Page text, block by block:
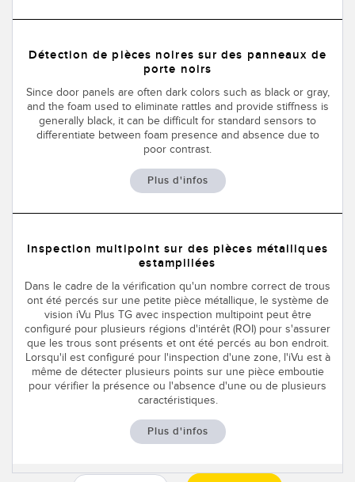
Détection de pièces noires sur des panneaux de
porte noirs
Since door panels are often dark colors such as black or gray,
and the foam used to eliminate rattles and provide stiffness is
generally black, it can be difficult for standard sensors to
differentiate between foam presence and absence due to
poor contrast.
Plus d'infos
Inspection multipoint sur des pièces métalliques
estampillées
Dans le cadre de la vérification qu'un nombre correct de trous
ont été percés sur une petite pièce métallique, le système de
vision iVu Plus TG avec inspection multipoint peut être
configuré pour plusieurs régions d'intérêt (ROI) pour s'assurer
que les trous sont présents et ont été percés au bon endroit.
Lorsqu'il est configuré pour l'inspection d'une zone, l'iVu est à
même de détecter plusieurs points sur une pièce emboutie
pour vérifier la présence ou l'absence d'une ou de plusieurs
caractéristiques.
Plus d'infos